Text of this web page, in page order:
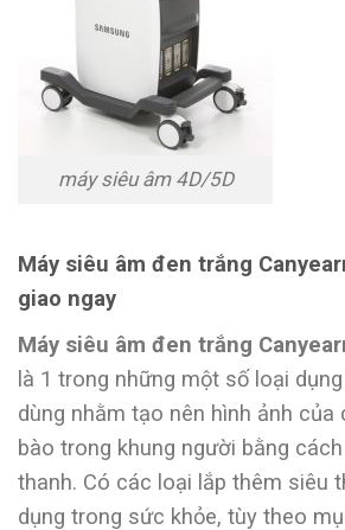
máy siêu âm 4D/5D
Máy siêu âm đen trắng
giao ngay
Máy siêu âm đen trắng
là 1 trong những một số loại
dùng nhằm tạo nên hình ảnh
bào trong khung người bằng
thanh. Có các loại lắp thêm siêu
dụng trong sức khỏe, tùy theo